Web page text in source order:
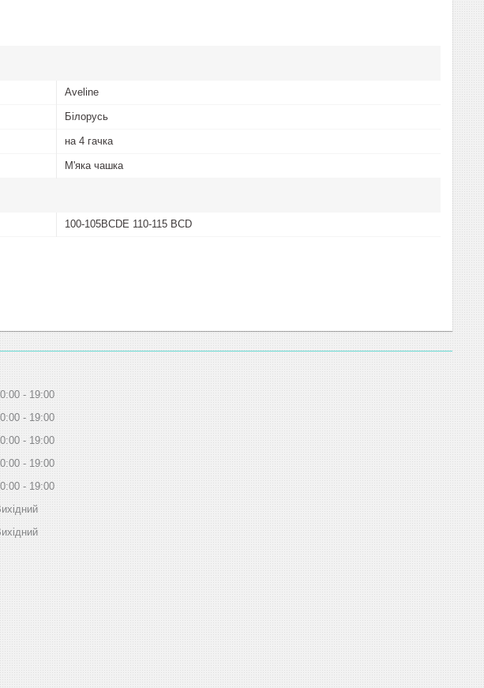
Aveline
Білорусь
на 4 гачка
М'яка чашка
100-105BCDE 110-115 BCD
19:00
19:00
19:00
19:00
19:00